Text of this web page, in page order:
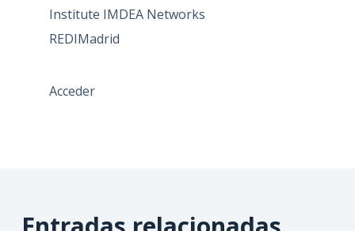
Institute IMDEA Networks
REDIMadrid
Acceder